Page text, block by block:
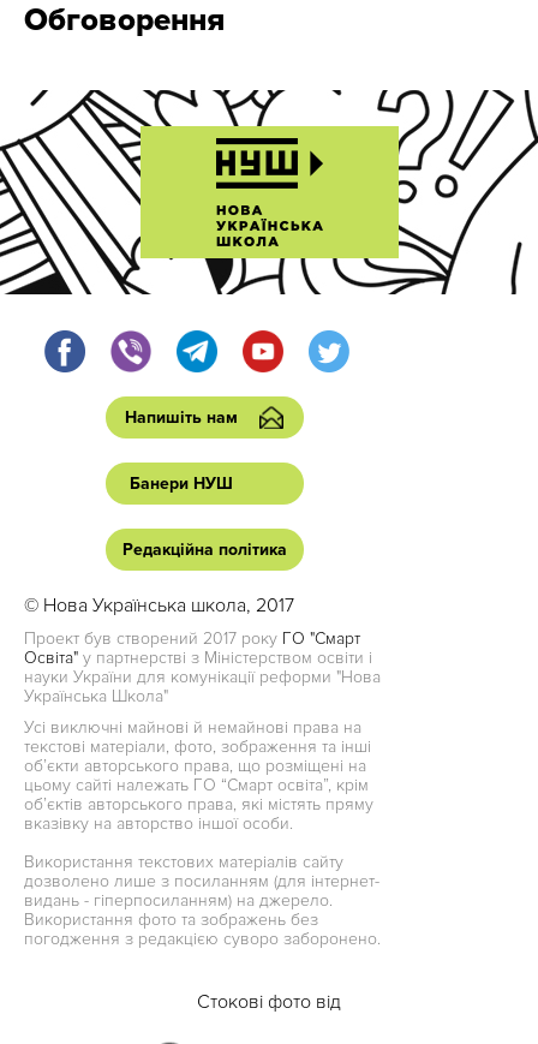
Обговорення
Напишіть нам
Банери НУШ
Редакційна політика
© Нова Українська школа, 2017
Проект був створений 2017 року ГО "Смарт
Освіта" у партнерстві з Міністерством освіти і
науки України для комунікації реформи "Нова
Українська Школа"
Усі виключні майнові й немайнові права на
текстові матеріали, фото, зображення та інші
об’єкти авторського права, що розміщені на
цьому сайті належать ГО “Смарт освіта”, крім
об’єктів авторського права, які містять пряму
вказівку на авторство іншої особи.
Використання текстових матеріалів сайту
дозволено лише з посиланням (для інтернет-
видань - гіперпосиланням) на джерело.
Використання фото та зображень без
погодження з редакцією суворо заборонено.
Стокові фото від